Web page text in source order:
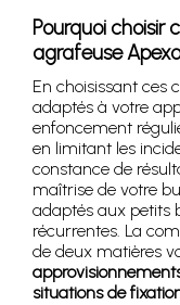
Pourquoi choisir
agrafeuse
En choisissant ces
adaptés à votre
enfoncement
en limitant les
constance de
maîtrise de votre
adaptés aux petits
récurrentes. La
de deux matières
situations de